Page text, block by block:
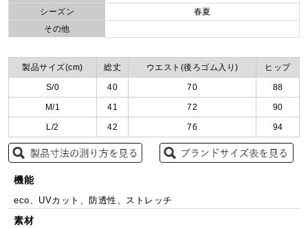
シーズン
春夏
その他
製品サイズ(cm) 総丈 ウエスト(後ろゴム入り) ヒップ
S/0 40 70 88
M/1 41 72 90
L/2 42 76 94
機能
eco、UVカット、防透性、ストレッチ
素材